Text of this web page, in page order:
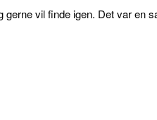
vil finde igen. Det var en